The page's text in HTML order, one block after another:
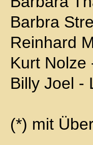
Barbra
Reinhard
Kurt Nolze
Billy Joel -
(*) mit